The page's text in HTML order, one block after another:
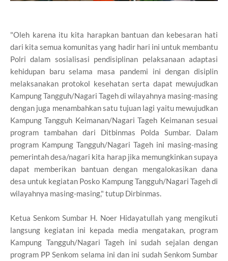
"Oleh karena itu kita harapkan bantuan dan kebesaran hati
dari kita semua komunitas yang hadir hari ini untuk membantu
Polri dalam sosialisasi pendisiplinan pelaksanaan adaptasi
kehidupan baru selama masa pandemi ini dengan disiplin
melaksanakan protokol kesehatan serta dapat mewujudkan
Kampung Tangguh/Nagari Tageh di wilayahnya masing-masing
dengan juga menambahkan satu tujuan lagi yaitu mewujudkan
Kampung Tangguh Keimanan/Nagari Tageh Keimanan sesuai
program tambahan dari Ditbinmas Polda Sumbar. Dalam
program Kampung Tangguh/Nagari Tageh ini masing-masing
pemerintah desa/nagari kita harap jika memungkinkan supaya
dapat memberikan bantuan dengan mengalokasikan dana
desa untuk kegiatan Posko Kampung Tangguh/Nagari Tageh di
wilayahnya masing-masing," tutup Dirbinmas.
Ketua Senkom Sumbar H. Noer Hidayatullah yang mengikuti
langsung kegiatan ini kepada media mengatakan, program
Kampung Tangguh/Nagari Tageh ini sudah sejalan dengan
program PP Senkom selama ini dan ini sudah Senkom Sumbar